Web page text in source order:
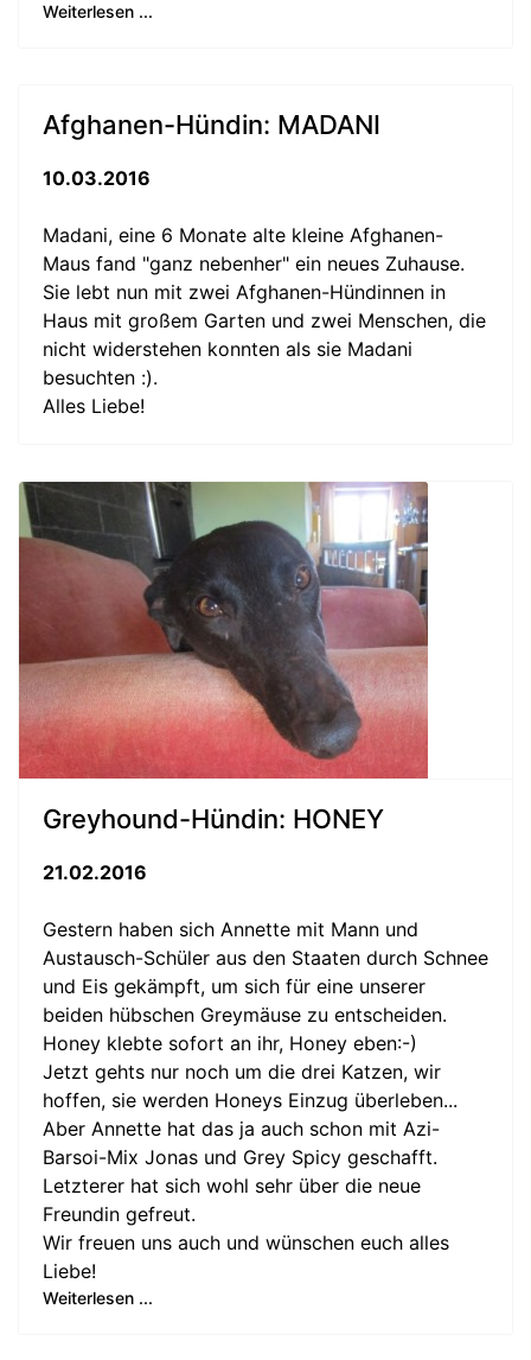
Weiterlesen ...
Afghanen-Hündin: MADANI
10.03.2016
Madani, eine 6 Monate alte kleine Afghanen-
Maus fand "ganz nebenher" ein neues Zuhause.
Sie lebt nun mit zwei Afghanen-Hündinnen in
Haus mit großem Garten und zwei Menschen, die
nicht widerstehen konnten als sie Madani
besuchten :).
Alles Liebe!
Greyhound-Hündin: HONEY
21.02.2016
Gestern haben sich Annette mit Mann und
Austausch-Schüler aus den Staaten durch Schnee
und Eis gekämpft, um sich für eine unserer
beiden hübschen Greymäuse zu entscheiden.
Honey klebte sofort an ihr, Honey eben:-)
Jetzt gehts nur noch um die drei Katzen, wir
hoffen, sie werden Honeys Einzug überleben...
Aber Annette hat das ja auch schon mit Azi-
Barsoi-Mix Jonas und Grey Spicy geschafft.
Letzterer hat sich wohl sehr über die neue
Freundin gefreut.
Wir freuen uns auch und wünschen euch alles
Liebe!
Weiterlesen ...